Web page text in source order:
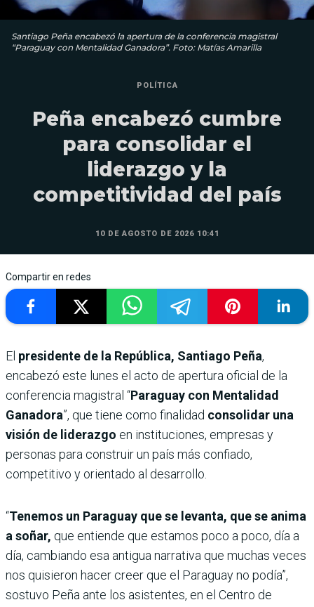
Santiago Peña encabezó la apertura de la conferencia magistral
“Paraguay con Mentalidad Ganadora”. Foto: Matías Amarilla
POLÍTICA
Peña encabezó cumbre
para consolidar el
liderazgo y la
competitividad del país
10 DE AGOSTO DE 2026 10:41
Compartir en redes
El presidente de la República, Santiago Peña,
encabezó este lunes el acto de apertura oficial de la
conferencia magistral “Paraguay con Mentalidad
Ganadora”, que tiene como finalidad consolidar una
visión de liderazgo en instituciones, empresas y
personas para construir un país más confiado,
competitivo y orientado al desarrollo.
“Tenemos un Paraguay que se levanta, que se anima
a soñar, que entiende que estamos poco a poco, día a
día, cambiando esa antigua narrativa que muchas veces
nos quisieron hacer creer que el Paraguay no podía”,
sostuvo Peña ante los asistentes, en el Centro de